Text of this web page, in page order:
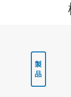
製
品